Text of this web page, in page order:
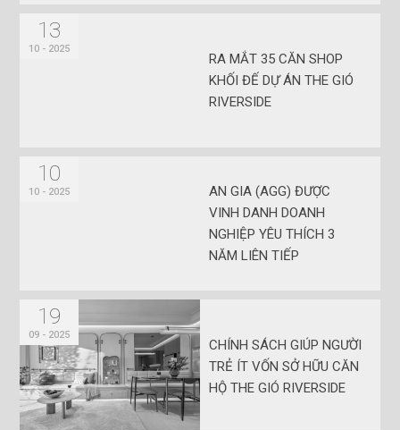
13
10 - 2025
RA MẮT 35 CĂN SHOP
KHỐI ĐẾ DỰ ÁN THE GIÓ
RIVERSIDE
10
10 - 2025
AN GIA (AGG) ĐƯỢC
VINH DANH DOANH
NGHIỆP YÊU THÍCH 3
NĂM LIÊN TIẾP
19
09 - 2025
CHÍNH SÁCH GIÚP NGƯỜI
TRẺ ÍT VỐN SỞ HỮU CĂN
HỘ THE GIÓ RIVERSIDE